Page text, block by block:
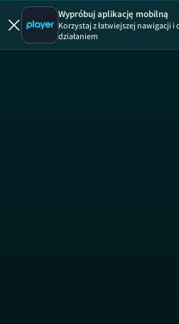
Wypróbuj aplikację mobilną
Korzystaj z łatwiejszej nawigacji i
działaniem